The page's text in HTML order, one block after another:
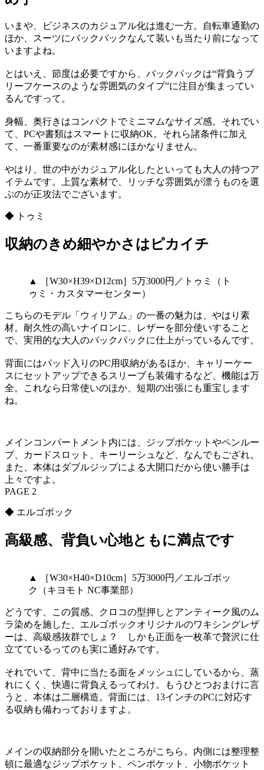
いまや、ビジネスのカジュアル化は進む一方。自転車通勤の
ほか、スーツにバックパックなんて装いも当たり前になって
いますよね。
とはいえ、節度は必要ですから、バックパックは“背負うブ
リーフケースのような雰囲気のタイプ”に注目が集まってい
るんですって。
身幅、奥行きはコンパクトでミニマムなサイズ感。それでい
て、PCや書類はスマートに収納OK。それら諸条件に加え
て、一番重要なのが素材感にほかなりません。
やはり、世の中がカジュアル化したといっても大人の持つア
イテムです。上質な素材で、リッチな雰囲気が漂うものを選
ぶのが正攻法でございます。
◆ トゥミ
収納のきめ細やかさはピカイチ
▲ ［W30×H39×D12cm］5万3000円／トゥミ（ト
ゥミ・カスタマーセンター）
こちらのモデル「ウィリアム」の一番の魅力は、やはり素
材。耐久性の高いナイロンに、レザーを部分使いすること
で、実用的な大人のバックパックに仕上がっているんです。
背面にはパッド入りのPC用収納があるほか、キャリーケー
スにセットアップできるスリーブも装備するなど、機能は万
全。これなら日常使いのほか、短期の出張にも重宝します
ね。
メインコンパートメント内には、ジップポケットやペンルー
プ、カードスロット、キーリーシュなど、なんでもござれ。
また、本体はダブルジップによる大開口だから使い勝手は
上々ですよ。
PAGE 2
◆ エルゴポック
高級感、背負い心地ともに満点です
▲ ［W30×H40×D10cm］5万3000円／エルゴポッ
ク（キヨモト NC事業部）
どうです、この質感。クロコの型押しとアンティーク風のム
ラ染めを施した、エルゴポックオリジナルのワキシングレザ
ーは、高級感抜群でしょ？ しかも正面を一枚革で贅沢に仕
立てているってのも実に通好みです。
それでいて、背中に当たる面をメッシュにしているから、蒸
れにくく、快適に背負えるってわけ。もうひとつおまけに言
うと、本体は二層構造。背面には、13インチのPCに対応す
る収納も備わっておりますよ。
メインの収納部分を開いたところがこちら。内側には整理整
頓に最適なジップポケット、ペンポケット、小物ポケット